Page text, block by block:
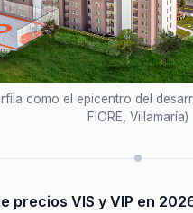
como el epicentro del
FIORE, Villamaría)
precios VIS y VIP en